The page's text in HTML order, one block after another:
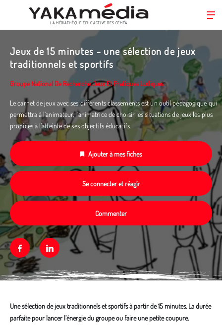
contenu
LA MÉDIATHÈQUE ÉDUC’ACTIVE DES CEMÉA
Jeux de 15 minutes - une sélection de jeux
traditionnels et sportifs
Groupe National De Recherche Jeux Et Pratiques Ludiques
Le carnet de jeux avec ses différents classements est un outil pédagogique qui
permettra à l’animateur, l’animatrice de choisir les situations de jeux les plus
propices à l’atteinte de ses objectifs éducatifs.
Ajouter à mes fiches
Se connecter et réagir
Commenter
FacebookLinkedin
Une sélection de jeux traditionnels et sportifs à partir de 15 minutes. La durée
parfaite pour lancer l’énergie du groupe ou faire une petite coupure.